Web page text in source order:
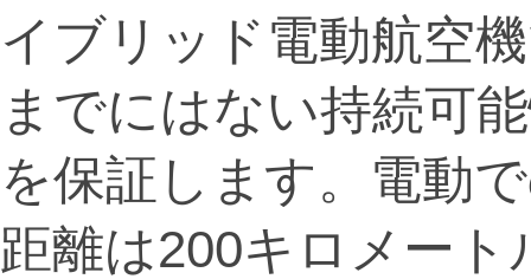
イブリッド電動航空
までにはない持続可
を保証します。電動
距離は200キロメー